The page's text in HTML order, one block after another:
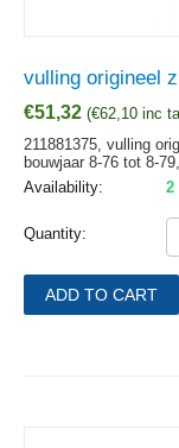
vulling origineel
€51,32 (€62,10 inc
211881375, vulling
bouwjaar 8-76 tot 8-79,
Availability:
2
Quantity:
ADD TO CART